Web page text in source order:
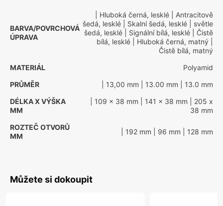
BARVA/POVRCHOVÁ
ÚPRAVA
| Hluboká černá, lesklé | Antracitově
šedá, lesklé | Skalní šedá, lesklé | světle
šedá, lesklé | Signální bílá, lesklé | Čistě
bílá, lesklé | Hluboká černá, matný
Čistě bílá, matný
MATERIÁL
Polyamid
PRŮMĚR
| 13,00 mm | 13.00 mm | 13.0 mm
DÉLKA X VÝŠKA
MM
| 109 x 38 mm | 141 x 38 mm | 205 x
38 mm
ROZTEČ OTVORŮ
MM
| 192 mm | 96 mm | 128 mm
Můžete si dokoupit